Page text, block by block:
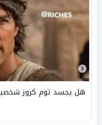
هل يجسد توم كروز شخصية